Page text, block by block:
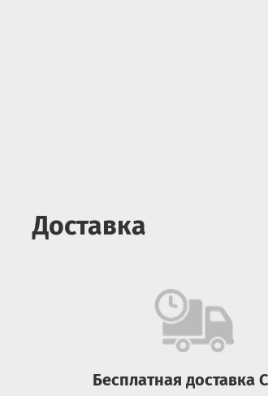
Доставка
Бесплатная доставка